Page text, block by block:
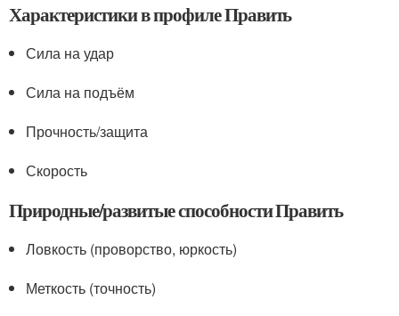
Характеристики в профиле Править
Сила на удар
Сила на подъём
Прочность/защита
Скорость
Природные/развитые способности Править
Ловкость (проворство, юркость)
Меткость (точность)